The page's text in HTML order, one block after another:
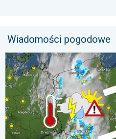
Wiadomości pogodowe
33 stopnie w cieniu i wędrujące